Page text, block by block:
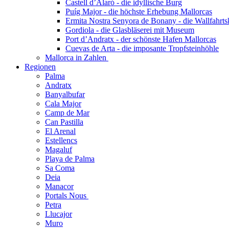
Castell d’Alaró - die idyllische Burg
Puíg Major - die höchste Erhebung Mallorcas
Ermita Nostra Senyora de Bonany - die
Gordiola - die Glasbläserei mit Museum
Port d’Andratx - der schönste Hafen Mallorcas
Cuevas de Arta - die imposante Tropfsteinhöhle
Mallorca in Zahlen
Regionen
Palma
Andratx
Banyalbufar
Cala Major
Camp de Mar
Can Pastilla
El Arenal
Estellencs
Magaluf
Playa de Palma
Sa Coma
Deia
Manacor
Portals Nous
Petra
Llucajor
Muro